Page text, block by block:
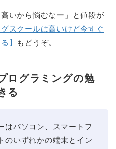
いから悩むなー」と値段が
スクールは高いけど今すぐ
】
もどうぞ。
ログラミングの勉
る
はパソコン、スマートフ
のいずれかの端末とイン